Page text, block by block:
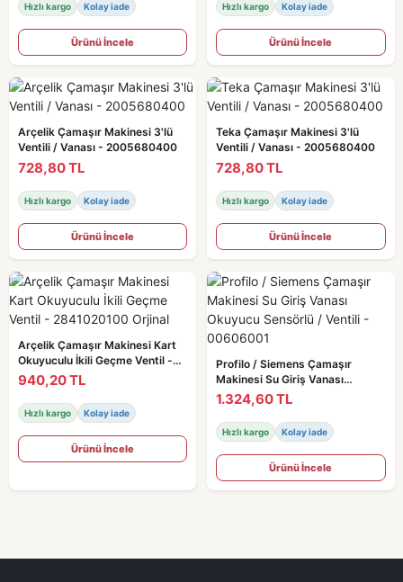
Hızlı kargo Kolay iade
Ürünü İncele
Hızlı kargo Kolay iade
Ürünü İncele
Arçelik Çamaşır Makinesi 3'lü
Ventili / Vanası - 2005680400
728,80 TL
Hızlı kargo Kolay iade
Ürünü İncele
Teka Çamaşır Makinesi 3'lü
Ventili / Vanası - 2005680400
728,80 TL
Hızlı kargo Kolay iade
Ürünü İncele
Arçelik Çamaşır Makinesi Kart
Okuyuculu İkili Geçme Ventil -
2841020100 Orjinal
940,20 TL
Hızlı kargo Kolay iade
Ürünü İncele
Profilo / Siemens Çamaşır
Makinesi Su Giriş Vanası
Okuyucu Sensörlü / Ventili -
00606001
1.324,60 TL
Hızlı kargo Kolay iade
Ürünü İncele